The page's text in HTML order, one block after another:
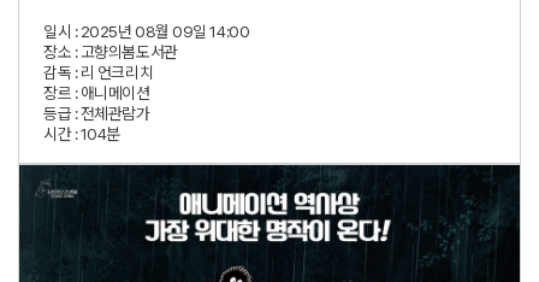
일시 :2025년 08월 09일 14:00
장소 :고향의봄도서관
감독 :리 언크리치
장르 :애니메이션
등급 :전체관람가
시간 :104분